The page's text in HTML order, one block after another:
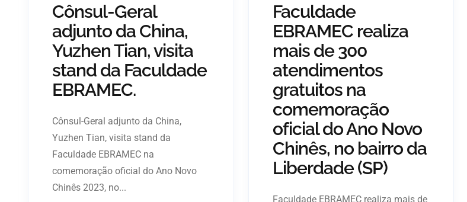
Cônsul-Geral
adjunto da China,
Yuzhen Tian, visita
stand da Faculdade
EBRAMEC.
Cônsul-Geral adjunto da China,
Yuzhen Tian, visita stand da
Faculdade EBRAMEC na
comemoração oficial do Ano Novo
Chinês 2023, no...
Faculdade
EBRAMEC realiza
mais de 300
atendimentos
gratuitos na
comemoração
oficial do Ano Novo
Chinês, no bairro da
Liberdade (SP)
Faculdade EBRAMEC realiza mais de